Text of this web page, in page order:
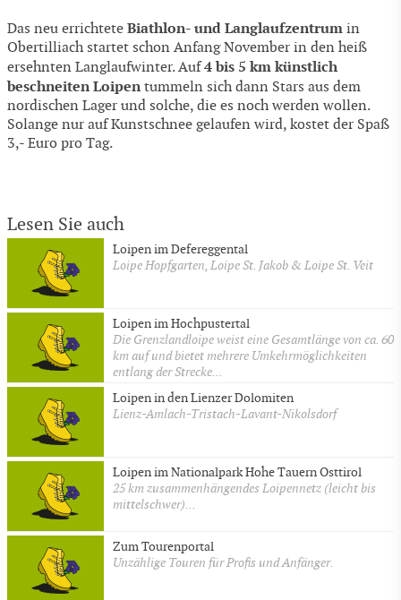
Das neu errichtete Biathlon- und Langlaufzentrum in
Obertilliach startet schon Anfang November in den heiß
ersehnten Langlaufwinter. Auf4 bis 5 km künstlich
beschneiten Loipen tummeln sich dann Stars aus dem
nordischen Lager und solche, die es noch werden wollen.
Solange nur auf Kunstschnee gelaufen wird, kostet der Spaß
3,- Euro pro Tag.
Lesen Sie auch
Loipen im Defereggental
Loipe Hopfgarten, Loipe St. Jakob & Loipe St. Veit
Loipen im Hochpustertal
Die Grenzlandloipe weist eine Gesamtlänge von ca. 60
km auf und bietet mehrere Umkehrmöglichkeiten
entlang der Strecke...
Loipen in den Lienzer Dolomiten
Lienz-Amlach-Tristach-Lavant-Nikolsdorf
Loipen im Nationalpark Hohe Tauern Osttirol
25 km zusammenhängendes Loipennetz (leicht bis
mittelschwer)...
Zum Tourenportal
Unzählige Touren für Profis und Anfänger.